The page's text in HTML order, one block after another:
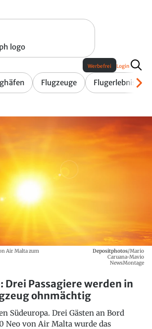
logo
Flugzeuge Flugerlebnis
Werbefrei Login
Air Malta zum
Depositphotos/Mario
Caruana-Mavio
NewsMontage
Drei Passagiere werden in
ohnmächtig
Südeuropa. Drei Gästen an Bord
Neo von Air Malta wurde das